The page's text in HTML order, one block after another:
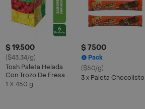
$ 19.500
($43.34/g)
Tosh Paleta Helada
Con Trozo De Fresa Y
Piña
1 X 450 g
$ 7500
Pack
($50/g)
3 x Paleta Chocolisto